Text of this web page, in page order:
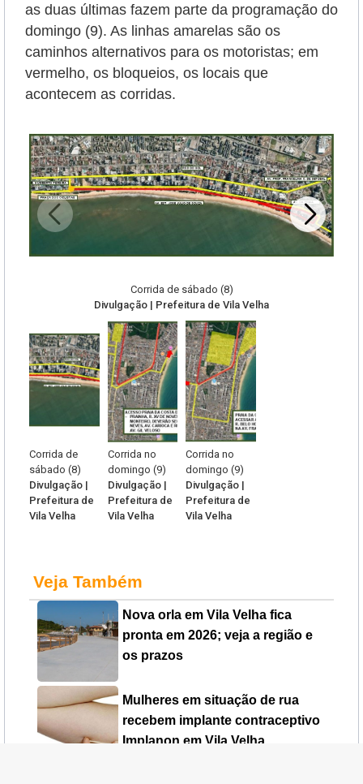
as duas últimas fazem parte da programação do
domingo (9). As linhas amarelas são os
caminhos alternativos para os motoristas; em
vermelho, os bloqueios, os locais que
acontecem as corridas.
Corrida de sábado (8)
Divulgação | Prefeitura de Vila Velha
Corrida de
sábado (8)
Divulgação |
Prefeitura de
Vila Velha
Corrida no
domingo (9)
Divulgação |
Prefeitura de
Vila Velha
Corrida no
domingo (9)
Divulgação |
Prefeitura de
Vila Velha
Veja Também
Nova orla em Vila Velha fica
pronta em 2026; veja a região e
os prazos
Mulheres em situação de rua
recebem implante contraceptivo
Implanon em Vila Velha